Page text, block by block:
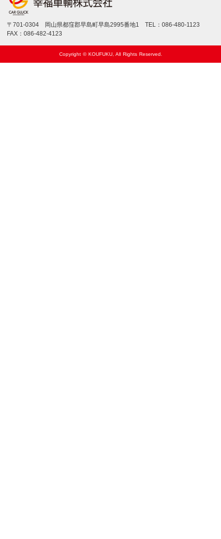
〒701-0304 岡山県都窪郡早島町早島2995番地1 TEL：086-480-1123
FAX：086-482-4123
Copyright © KOUFUKU, All Rights Reserved.